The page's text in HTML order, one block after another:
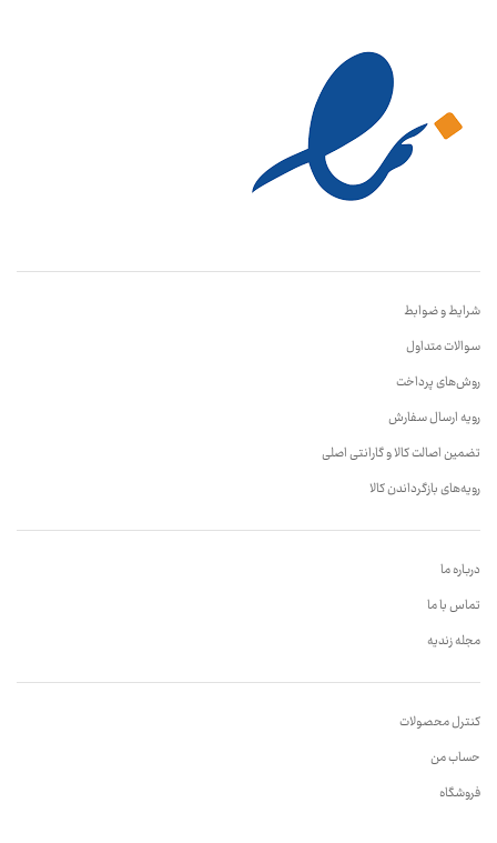
شرایط و ضوابط
سوالات متداول
روش‌های پرداخت
رویه ارسال سفارش
تضمین اصالت کالا و گارانتی اصلی
رویه‌های بازگرداندن کالا
درباره ما
تماس با ما
مجله زندیه
کنترل محصولات
حساب من
فروشگاه